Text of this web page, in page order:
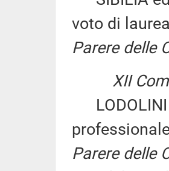
voto di
Parere delle
XII
LODOLINI
Parere delle